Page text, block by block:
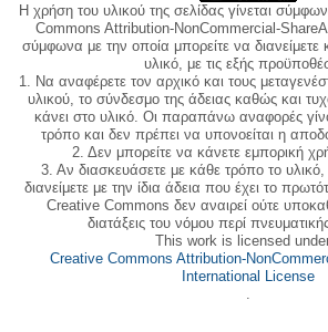
Η χρήση του υλικού της σελίδας γίνεται
Commons Attribution-NonCommercial-
σύμφωνα με την οποία μπορείτε να διανείμετε
υλικό, με τις εξής
1. Να αναφέρετε τον αρχικό και τους
υλικού, το σύνδεσμο της άδειας καθώς και
κάνει στο υλικό. Οι παραπάνω αναφορές
τρόπο και δεν πρέπει να υπονοείται η
2. Δεν μπορείτε να κάνετε εμπορική
3. Αν διασκευάσετε με κάθε τρόπο το
διανείμετε με την ίδια άδεια που έχει το
Creative Commons δεν αναιρεί ούτε
διατάξεις του νόμου περί πνευματικής
This work is licensed
Creative Commons Attribution-
International License